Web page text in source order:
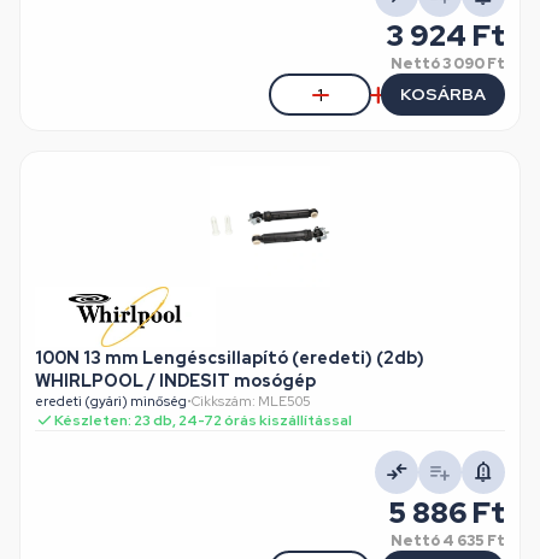
3 924 Ft
Nettó3 090 Ft
KOSÁRBA
100N 13 mm Lengéscsillapító (eredeti) (2db)
WHIRLPOOL / INDESIT mosógép
eredeti (gyári) minőség•Cikkszám: MLE505
Készleten: 23 db, 24-72 órás kiszállítással
5 886 Ft
Nettó4 635 Ft